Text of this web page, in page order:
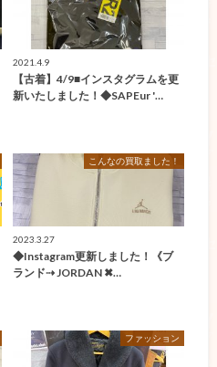
2021.4.9
【古着】4/9■インスタグラムを更
新いたしました！◆SAPEur '…
こんなの買取ました！
2023.3.27
◆Instagram更新しました！《ブ
ランド⇢ JORDAN ✖…
ファッション